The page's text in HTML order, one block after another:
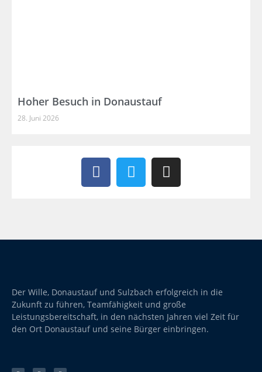
Hoher Besuch in Donaustauf
28. Juni 2026
Der Wille, Donaustauf und Sulzbach erfolgreich in die
Zukunft zu führen, Teamfähigkeit und große
Leistungsbereitschaft, in den nächsten Jahren viel Zeit für
den Ort Donaustauf und seine Bürger einbringen.